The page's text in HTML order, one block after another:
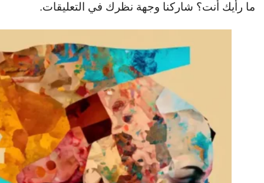
ما رأيك أنت؟ شاركنا وجهة نظرك في التعليقات.